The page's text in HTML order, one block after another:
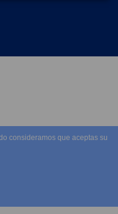
consideramos que aceptas su